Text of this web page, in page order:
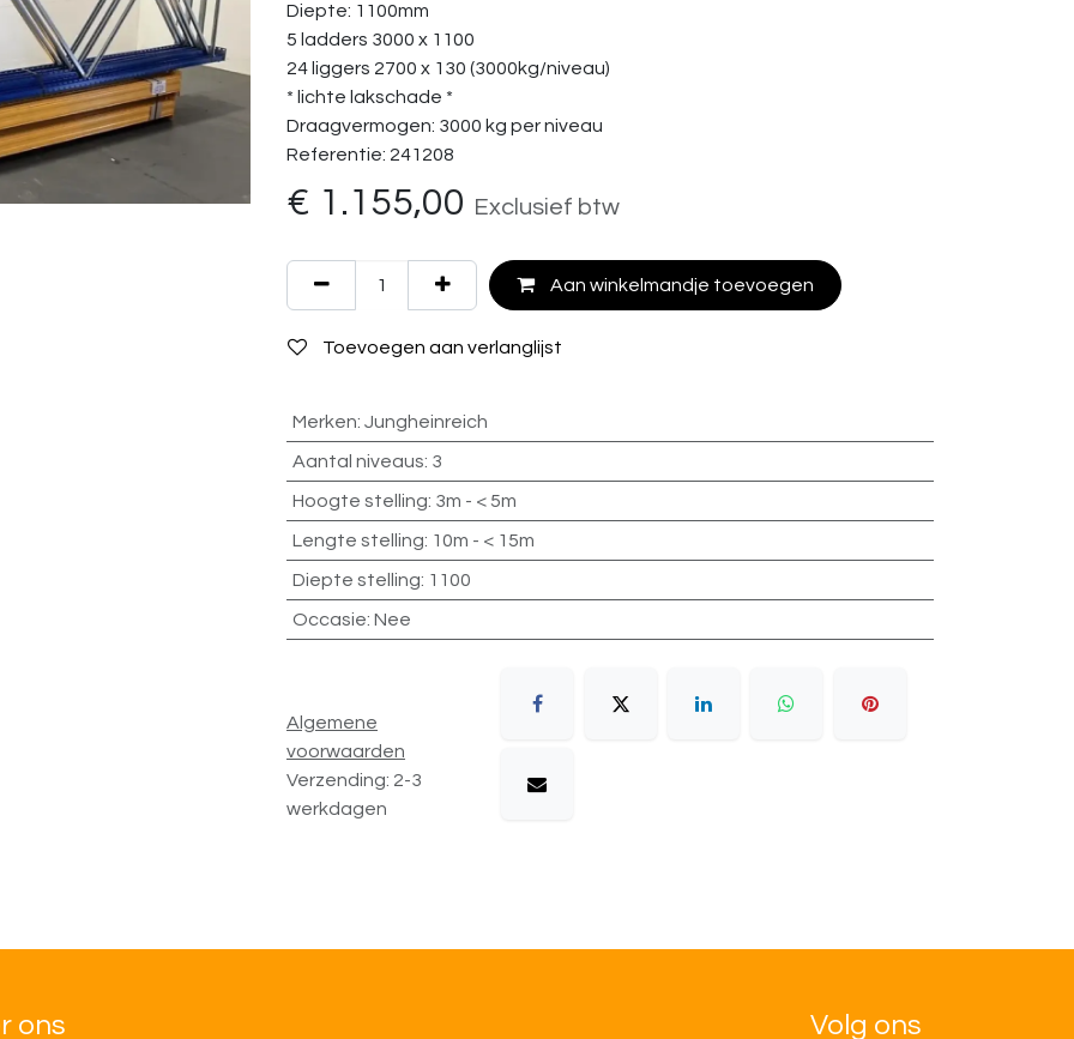
Diepte: 1100mm
5 ladders 3000 x 1100
24 liggers 2700 x 130 (3000kg/niveau)
* lichte lakschade *
Draagvermogen: 3000 kg per niveau
Referentie: 241208
€ 1.155,00 Exclusief btw
Aan winkelmandje toevoegen
Toevoegen aan verlanglijst
Merken: Jungheinreich
Aantal niveaus: 3
Hoogte stelling: 3m - < 5m
Lengte stelling: 10m - < 15m
Diepte stelling: 1100
Occasie: Nee
Algemene
voorwaarden
Verzending: 2-3
werkdagen
ons Volg ons